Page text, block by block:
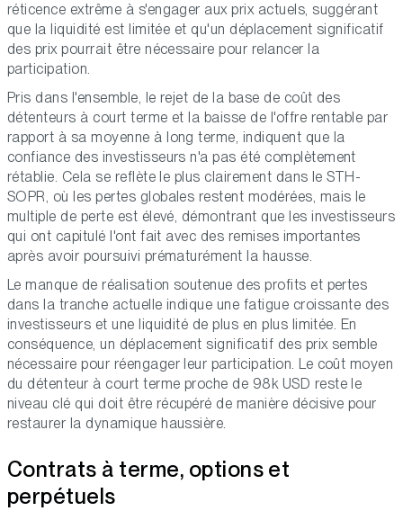
réticence extrême à s'engager aux prix actuels, suggérant
que la liquidité est limitée et qu'un déplacement significatif
des prix pourrait être nécessaire pour relancer la
participation.
Pris dans l'ensemble, le rejet de la base de coût des
détenteurs à court terme et la baisse de l'offre rentable par
rapport à sa moyenne à long terme, indiquent que la
confiance des investisseurs n'a pas été complètement
rétablie. Cela se reflète le plus clairement dans le STH-
SOPR, où les pertes globales restent modérées, mais le
multiple de perte est élevé, démontrant que les investisseurs
qui ont capitulé l'ont fait avec des remises importantes
après avoir poursuivi prématurément la hausse.
Le manque de réalisation soutenue des profits et pertes
dans la tranche actuelle indique une fatigue croissante des
investisseurs et une liquidité de plus en plus limitée. En
conséquence, un déplacement significatif des prix semble
nécessaire pour réengager leur participation. Le coût moyen
du détenteur à court terme proche de 98k USD reste le
niveau clé qui doit être récupéré de manière décisive pour
restaurer la dynamique haussière.
Contrats à terme, options et
perpétuels